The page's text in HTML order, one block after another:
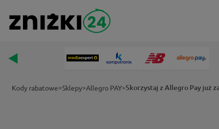
Kody rabatowe>Sklepy>Allegro PAY>Skorzystaj z Allegro Pay już